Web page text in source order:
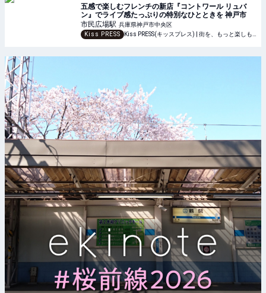
五感で楽しむフレンチの新店『コントワール リュバ
ン』でライブ感たっぷりの特別なひとときを 神戸市
市民広場駅 兵庫県神戸市中央区
Kiss PRESS